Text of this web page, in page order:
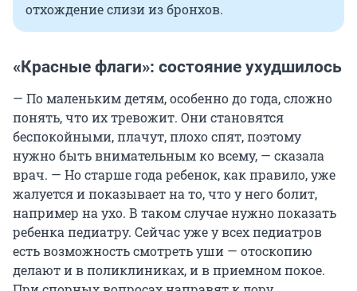
отхождение слизи из бронхов.
«Красные флаги»: состояние ухудшилось
— По маленьким детям, особенно до года, сложно
понять, что их тревожит. Они становятся
беспокойными, плачут, плохо спят, поэтому
нужно быть внимательным ко всему, — сказала
врач. — Но старше года ребенок, как правило, уже
жалуется и показывает на то, что у него болит,
например на ухо. В таком случае нужно показать
ребенка педиатру. Сейчас уже у всех педиатров
есть возможность смотреть уши — отоскопию
делают и в поликлиниках, и в приемном покое.